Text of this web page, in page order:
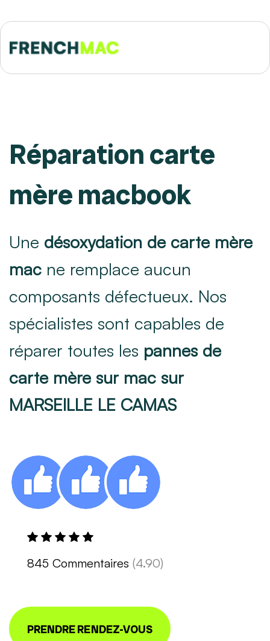
Réparation carte
mère macbook
Une désoxydation de carte mère
mac ne remplace aucun
composants défectueux. Nos
spécialistes sont capables de
réparer toutes les pannes de
carte mère sur mac sur
MARSEILLE LE CAMAS
845 Commentaires (4.90)
PRENDRE RENDEZ-VOUS